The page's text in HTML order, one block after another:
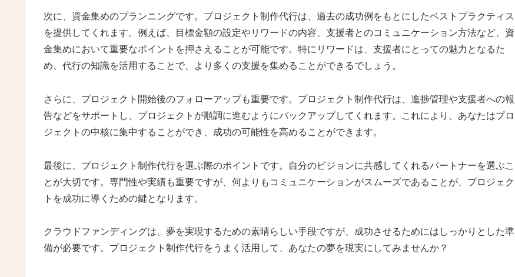
次に、資金集めのプランニングです。プロジェクト制作代行は、過去の成功例をもとにしたベストプラクティス
を提供してくれます。例えば、目標金額の設定やリワードの内容、支援者とのコミュニケーション方法など、資
金集めにおいて重要なポイントを押さえることが可能です。特にリワードは、支援者にとっての魅力となるた
め、代行の知識を活用することで、より多くの支援を集めることができるでしょう。
さらに、プロジェクト開始後のフォローアップも重要です。プロジェクト制作代行は、進捗管理や支援者への報
告などをサポートし、プロジェクトが順調に進むようにバックアップしてくれます。これにより、あなたはプロ
ジェクトの中核に集中することができ、成功の可能性を高めることができます。
最後に、プロジェクト制作代行を選ぶ際のポイントです。自分のビジョンに共感してくれるパートナーを選ぶこ
とが大切です。専門性や実績も重要ですが、何よりもコミュニケーションがスムーズであることが、プロジェク
トを成功に導くための鍵となります。
クラウドファンディングは、夢を実現するための素晴らしい手段ですが、成功させるためにはしっかりとした準
備が必要です。プロジェクト制作代行をうまく活用して、あなたの夢を現実にしてみませんか？